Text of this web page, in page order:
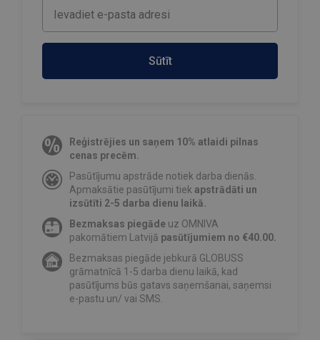
Sūtīt
Reģistrējies un saņem 10% atlaidi pilnas
cenas precēm.
Pasūtījumu apstrāde notiek darba dienās.
Apmaksātie pasūtījumi tiek apstrādāti un
izsūtīti 2-5 darba dienu laikā.
Bezmaksas piegāde uz OMNIVA
pakomātiem Latvijā pasūtījumiem no €40.00.
Bezmaksas piegāde jebkurā GLOBUSS
grāmatnīcā 1-5 darba dienu laikā, kad
pasūtījums būs gatavs saņemšanai, saņemsi
e-pastu un/ vai SMS.